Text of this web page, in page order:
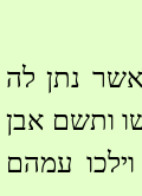
נתן לה
ותשם אבן
עמהם